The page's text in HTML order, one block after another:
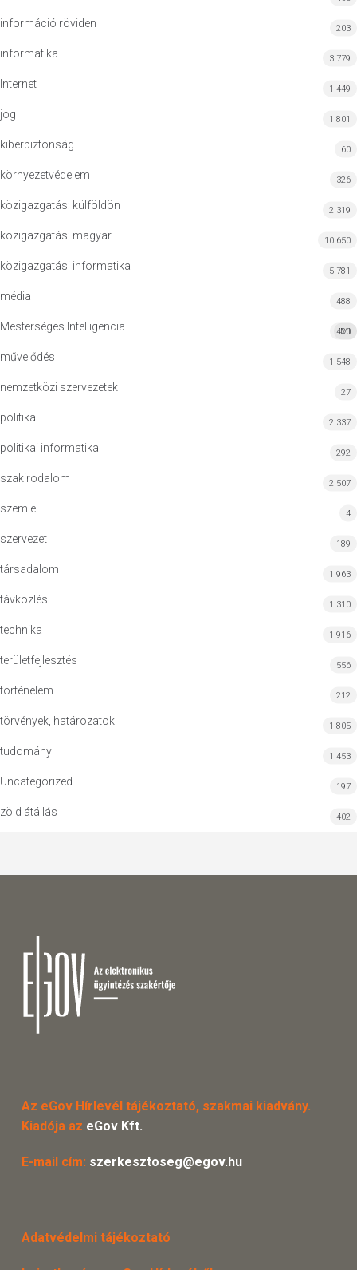
információ röviden 203
informatika 3 779
Internet 1 449
jog 1 801
kiberbiztonság 60
környezetvédelem 326
közigazgatás: külföldön 2 319
közigazgatás: magyar 10 650
közigazgatási informatika 5 781
média 488
Mesterséges Intelligencia MI
420
művelődés 1 548
nemzetközi szervezetek 27
politika 2 337
politikai informatika 292
szakirodalom 2 507
szemle 4
szervezet 189
társadalom 1 963
távközlés 1 310
technika 1 916
területfejlesztés 556
történelem 212
törvények, határozatok 1 805
tudomány 1 453
Uncategorized 197
zöld átállás 402
Az eGov Hírlevél tájékoztató, szakmai kiadvány.
Kiadója az eGov Kft.
E-mail cím: szerkesztoseg@egov.hu
Adatvédelmi tájékoztató